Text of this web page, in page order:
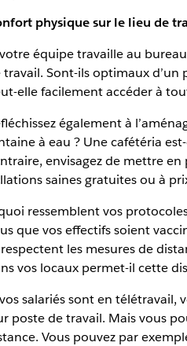
physique sur le lieu de
équipe travaille au
travail. Sont-ils optimaux
elle facilement accéder à
également à
à eau ? Une cafétéria
envisagez de mettre
saines gratuites ou à
ressemblent vos
que vos effectifs soient
les mesures de
vos locaux permet-il cette
salariés sont en télétravail,
poste de travail. Mais vous
Vous pouvez par